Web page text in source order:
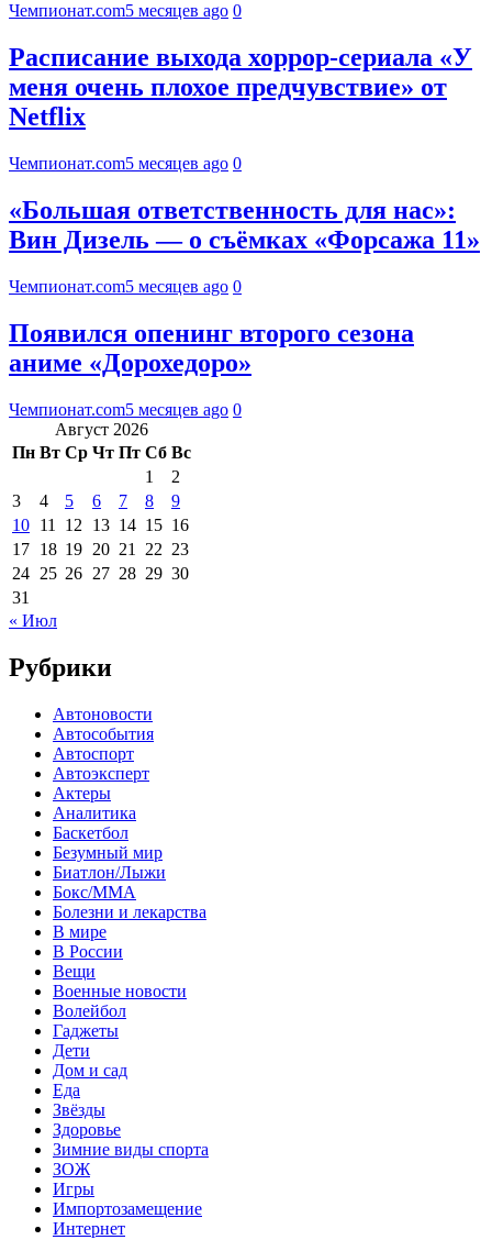
Чемпионат.com5 месяцев ago 0
Расписание выхода хоррор-сериала «У
меня очень плохое предчувствие» от
Netflix
Чемпионат.com5 месяцев ago 0
«Большая ответственность для нас»:
Вин Дизель — о съёмках «Форсажа 11»
Чемпионат.com5 месяцев ago 0
Появился опенинг второго сезона
аниме «Дорохедоро»
Чемпионат.com5 месяцев ago 0
Август 2026
Пн Вт Ср Чт Пт Сб Вс
1
2
3
4 5 6 7 8
9
10 11 12 13 14 15 16
17 18 19 20 21 22 23
24 25 26 27 28 29 30
31
« Июл
Рубрики
Автоновости
Автособытия
Автоспорт
Автоэксперт
Актеры
Аналитика
Баскетбол
Безумный мир
Биатлон/Лыжи
Бокс/MMA
Болезни и лекарства
В мире
В России
Вещи
Военные новости
Волейбол
Гаджеты
Дети
Дом и сад
Еда
Звёзды
Здоровье
Зимние виды спорта
ЗОЖ
Игры
Импортозамещение
Интернет